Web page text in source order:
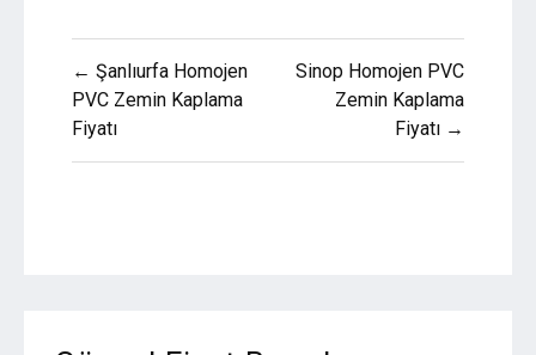
Yazı
gezinmesi
← Şanlıurfa Homojen
PVC Zemin Kaplama
Fiyatı
Sinop Homojen PVC
Zemin Kaplama
Fiyatı →